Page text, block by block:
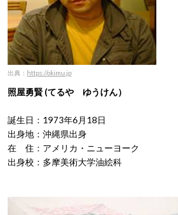
出典： https://okimu.jp
照屋勇賢 (てるや ゆうけん）
誕生日：1973年6月18日
出身地：沖縄県出身
在 住：アメリカ・ニューヨーク
出身校：多摩美術大学油絵科